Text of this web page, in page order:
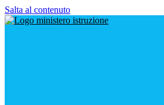
Salta al contenuto